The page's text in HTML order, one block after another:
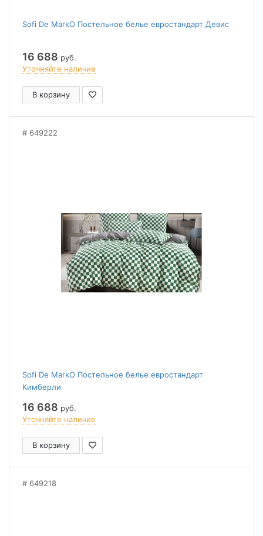
Sofi De MarkO Постельное белье евростандарт Девис
16 688 руб.
Уточняйте наличие
В корзину
649222
Sofi De MarkO Постельное белье евростандарт
Кимберли
16 688 руб.
Уточняйте наличие
В корзину
649218